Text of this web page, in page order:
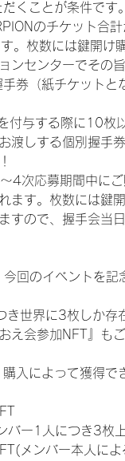
くことが条件です
のチケット合
。枚数には鍵開け
ンセンターでその
券（紙チケットと
付与する際に10枚
渡しする個別握手
4次応募期間中に
ます。枚数には鍵
すので、握手会当
回のイベントを記
世界に3枚しか
え会参加NFT』も
入によって獲得で
バー1人につき3枚
メンバー本人によ